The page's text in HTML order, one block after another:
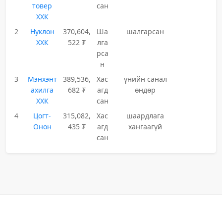
товер
ХХК
сан
2
Нуклон
ХХК
370,604,
522 ₮
Ша
лга
рса
н
шалгарсан
3
Мэнхэнт
ахилга
ХХК
389,536,
682 ₮
Хас
агд
сан
үнийн санал
өндөр
4
Цогт-
Онон
315,082,
435 ₮
Хас
агд
сан
шаардлага
хангаагүй